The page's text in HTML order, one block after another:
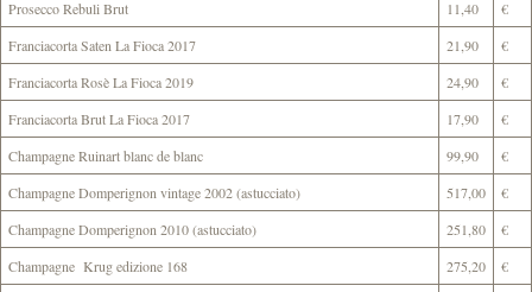
Prosecco Rebuli Brut
11,40
€
Franciacorta Saten La Fioca 2017
21,90
€
Franciacorta Rosè La Fioca 2019
24,90
€
Franciacorta Brut La Fioca 2017
17,90
€
Champagne Ruinart blanc de blanc
99,90
€
Champagne Domperignon vintage 2002 (astucciato)
517,00
€
Champagne Domperignon 2010 (astucciato)
251,80
€
Champagne Krug edizione 168
275,20
€